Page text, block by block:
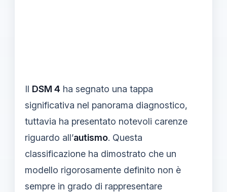
Il DSM 4 ha segnato una tappa
significativa nel panorama diagnostico,
tuttavia ha presentato notevoli carenze
riguardo all’autismo. Questa
classificazione ha dimostrato che un
modello rigorosamente definito non è
sempre in grado di rappresentare